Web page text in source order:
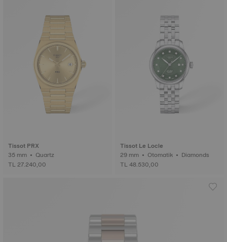
Tissot PRX
35 mm • Quartz
TL 27.240,00
Tissot Le Locle
29 mm • Otomatik • Diamonds
TL 48.530,00